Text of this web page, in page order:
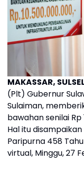
MAKASSAR,
(Plt) Gubernur
Sulaiman,
bawahan senilai Rp
Hal itu
Paripurna 458
virtual, Minggu, 27